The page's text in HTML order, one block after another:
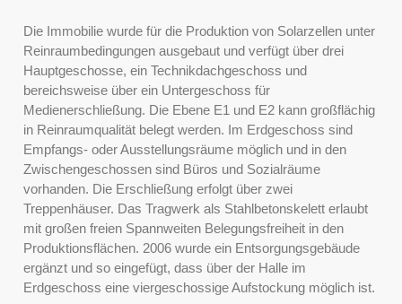
Die Immobilie wurde für die Produktion von Solarzellen unter
Reinraumbedingungen ausgebaut und verfügt über drei
Hauptgeschosse, ein Technikdachgeschoss und
bereichsweise über ein Untergeschoss für
Medienerschließung. Die Ebene E1 und E2 kann großflächig
in Reinraumqualität belegt werden. Im Erdgeschoss sind
Empfangs- oder Ausstellungsräume möglich und in den
Zwischengeschossen sind Büros und Sozialräume
vorhanden. Die Erschließung erfolgt über zwei
Treppenhäuser. Das Tragwerk als Stahlbetonskelett erlaubt
mit großen freien Spannweiten Belegungsfreiheit in den
Produktionsflächen. 2006 wurde ein Entsorgungsgebäude
ergänzt und so eingefügt, dass über der Halle im
Erdgeschoss eine viergeschossige Aufstockung möglich ist.